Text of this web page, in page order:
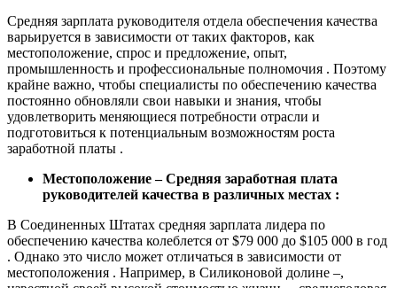
Средняя зарплата руководителя отдела обеспечения качества
варьируется в зависимости от таких факторов, как
местоположение, спрос и предложение, опыт,
промышленность и профессиональные полномочия . Поэтому
крайне важно, чтобы специалисты по обеспечению качества
постоянно обновляли свои навыки и знания, чтобы
удовлетворить меняющиеся потребности отрасли и
подготовиться к потенциальным возможностям роста
заработной платы .
Местоположение – Средняя заработная плата
руководителей качества в различных местах :
В Соединенных Штатах средняя зарплата лидера по
обеспечению качества колеблется от $79 000 до $105 000 в год
. Однако это число может отличаться в зависимости от
местоположения . Например, в Силиконовой долине –,